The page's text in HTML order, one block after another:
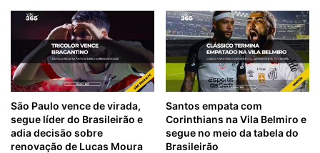
São Paulo vence de virada,
segue líder do Brasileirão e
adia decisão sobre
renovação de Lucas Moura
Santos empata com
Corinthians na Vila Belmiro e
segue no meio da tabela do
Brasileirão